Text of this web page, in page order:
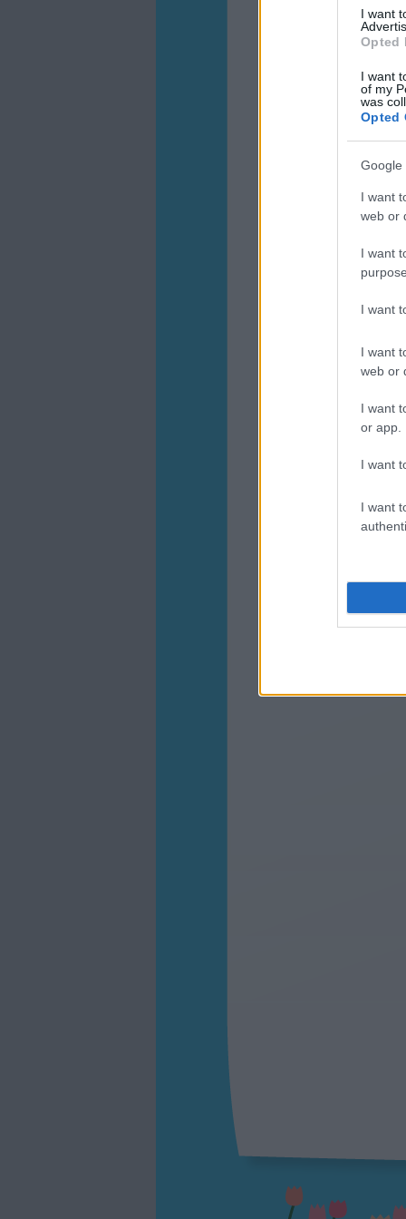
I want
Opted
I want
of my
was
Opted
Google
I want
web or
I want
I want
I want
web or
I want
or app.
I want
I want